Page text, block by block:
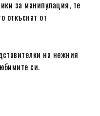
за манипулация, те
откъснат от
на нежния
си.